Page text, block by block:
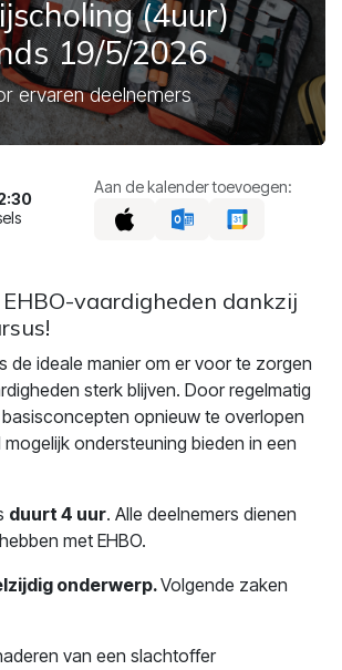
(4uur)
19/5/2026
ervaren deelnemers
Aan de kalender toevoegen:
vaardigheden dankzij
de ideale manier om er voor te zorgen
sterk blijven. Door regelmatig
opnieuw te overlopen
ondersteuning bieden in een
duurt 4 uur. Alle deelnemers dienen
met EHBO.
onderwerp.Volgende zaken
van een slachtoffer